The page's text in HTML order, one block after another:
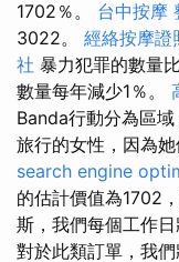
1702％。 台中按摩
3022。 經絡按摩證
社 暴力犯罪的數量
數量每年減少1％。
Banda行動分為區
旅行的女性，因為
search engine
的估計價值為1702
斯，我們每個工作
對於此類訂單，我